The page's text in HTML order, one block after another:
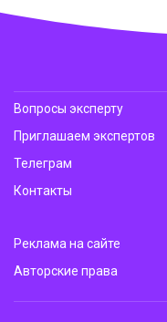
Вопросы эксперту
Приглашаем экспертов
Телеграм
Контакты
Реклама на сайте
Авторские права